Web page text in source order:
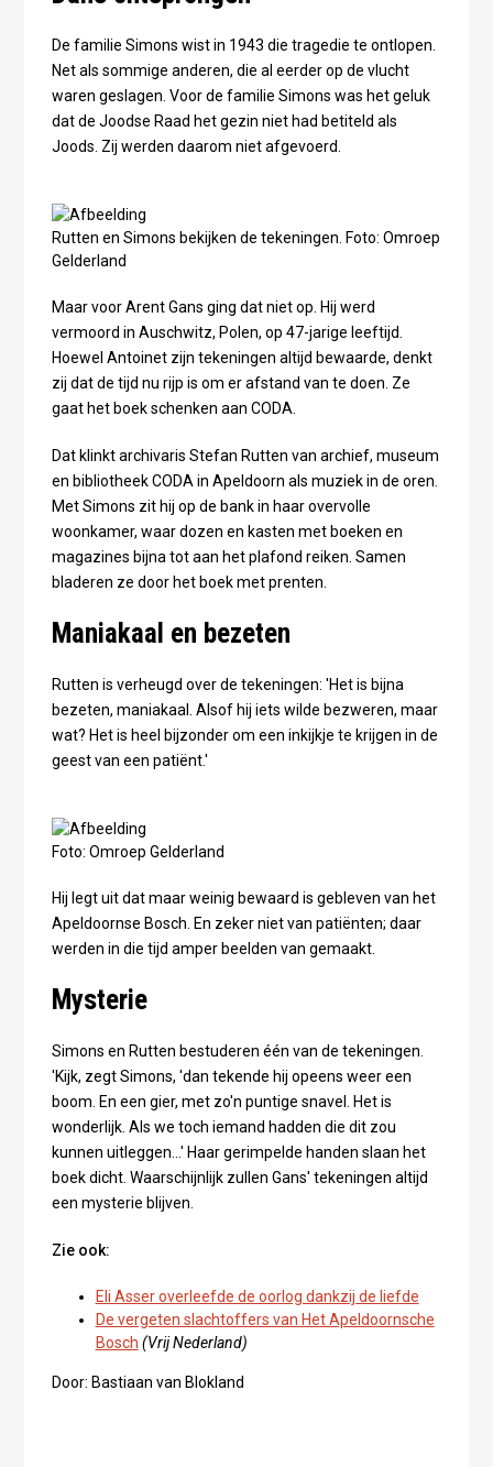
De familie Simons wist in 1943 die tragedie te ontlopen.
Net als sommige anderen, die al eerder op de vlucht
waren geslagen. Voor de familie Simons was het geluk
dat de Joodse Raad het gezin niet had betiteld als
Joods. Zij werden daarom niet afgevoerd.
Rutten en Simons bekijken de tekeningen. Foto: Omroep
Gelderland
Maar voor Arent Gans ging dat niet op. Hij werd
vermoord in Auschwitz, Polen, op 47-jarige leeftijd.
Hoewel Antoinet zijn tekeningen altijd bewaarde, denkt
zij dat de tijd nu rijp is om er afstand van te doen. Ze
gaat het boek schenken aan CODA.
Dat klinkt archivaris Stefan Rutten van archief, museum
en bibliotheek CODA in Apeldoorn als muziek in de oren.
Met Simons zit hij op de bank in haar overvolle
woonkamer, waar dozen en kasten met boeken en
magazines bijna tot aan het plafond reiken. Samen
bladeren ze door het boek met prenten.
Maniakaal en bezeten
Rutten is verheugd over de tekeningen: 'Het is bijna
bezeten, maniakaal. Alsof hij iets wilde bezweren, maar
wat? Het is heel bijzonder om een inkijkje te krijgen in de
geest van een patiënt.'
Foto: Omroep Gelderland
Hij legt uit dat maar weinig bewaard is gebleven van het
Apeldoornse Bosch. En zeker niet van patiënten; daar
werden in die tijd amper beelden van gemaakt.
Mysterie
Simons en Rutten bestuderen één van de tekeningen.
'Kijk, zegt Simons, 'dan tekende hij opeens weer een
boom. En een gier, met zo'n puntige snavel. Het is
wonderlijk. Als we toch iemand hadden die dit zou
kunnen uitleggen...' Haar gerimpelde handen slaan het
boek dicht. Waarschijnlijk zullen Gans' tekeningen altijd
een mysterie blijven.
Zie ook:
Eli Asser overleefde de oorlog dankzij de liefde
De vergeten slachtoffers van Het Apeldoornsche
Bosch (Vrij Nederland)
Door: Bastiaan van Blokland